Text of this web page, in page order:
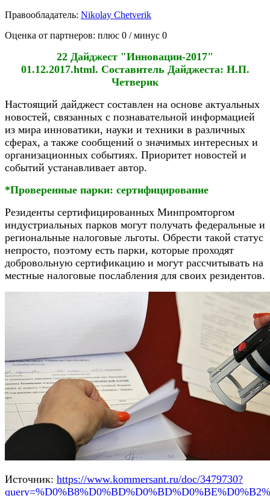
Правообладатель: Nikolay Chetverik
Оценка от партнеров: плюс 0 / минус 0
22 Дайджест "Инновации-2017"
01.12.2017.html. Составитель Дайджеста: Н.П.
Четверик
Настоящий дайджест составлен на основе актуальных
новостей, связанных с познавательной информацией
из мира инноватики, науки и техники в различных
сферах, а также сообщений о значимых интересных и
организационных событиях. Приоритет новостей и
событий устанавливает автор.
*Проверенные парки: сертифицирование
Резиденты сертифицированных Минпромторгом
индустриальных парков могут получать федеральные и
региональные налоговые льготы. Обрести такой статус
непросто, поэтому есть парки, которые проходят
добровольную сертификацию и могут рассчитывать на
местные налоговые послабления для своих резидентов.
Источник: https://www.kommersant.ru/doc/3479730?